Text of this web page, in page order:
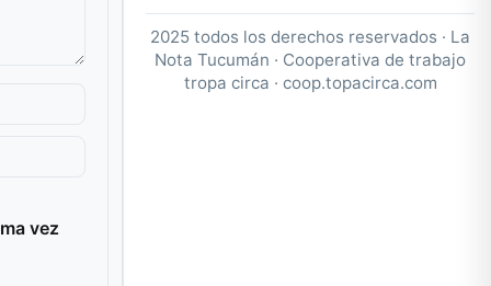
vez
2025 todos los derechos reservados · La
Nota Tucumán · Cooperativa de trabajo
tropa circa · coop.topacirca.com